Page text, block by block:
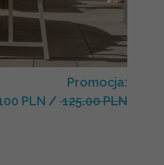
Promocja:
PLN / 125.00 PLN